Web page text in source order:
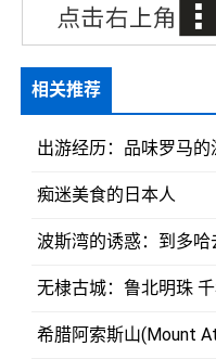
相关推荐
出游经历：品味罗马的
痴迷美食的日本人
波斯湾的诱惑：到多哈
无棣古城：鲁北明珠
希腊阿索斯山(Mount